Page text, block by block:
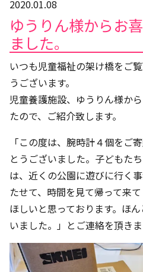
2020.01.08
ゆうりん様からお
ました。
いつも児童福祉の架け橋をご
うございます。
児童養護施設、ゆうりん様か
たので、ご紹介致します。
「この度は、腕時計４個をご
とうございました。子どもたち
は、近くの公園に遊びに行く
たせて、時間を見て帰って来て
ほしいと思っております。ほ
いました。」とご連絡を頂きま